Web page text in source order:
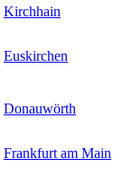
Kirchhain
Euskirchen
Donauwörth
Frankfurt am Main